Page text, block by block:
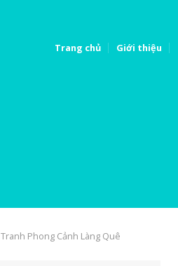
Trang chủ Giới thiệu
Tranh Phong Cảnh Làng Quê